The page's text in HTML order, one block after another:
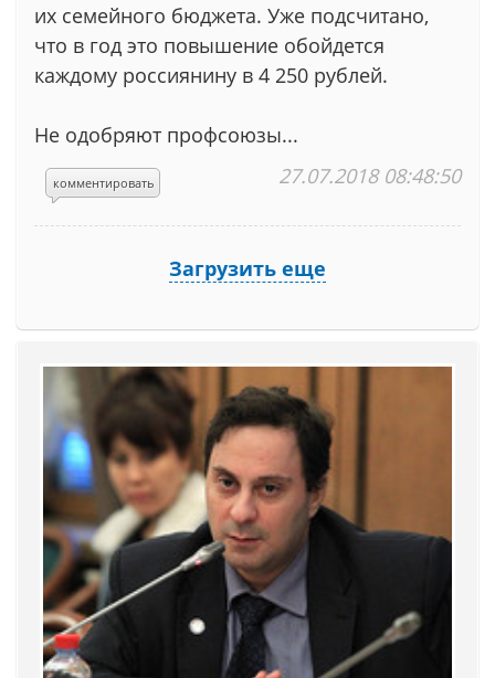
их семейного бюджета. Уже подсчитано,
что в год это повышение обойдется
каждому россиянину в 4 250 рублей.
Не одобряют профсоюзы...
комментировать 27.07.2018 08:48:50
Загрузить еще